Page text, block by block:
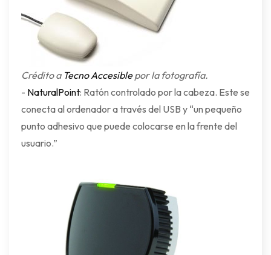
Crédito a Tecno Accesiblepor la fotografía.
- NaturalPoint: Ratón controlado por la cabeza. Este se
conecta al ordenador a través del USB y “un pequeño
punto adhesivo que puede colocarse en la frente del
usuario.”